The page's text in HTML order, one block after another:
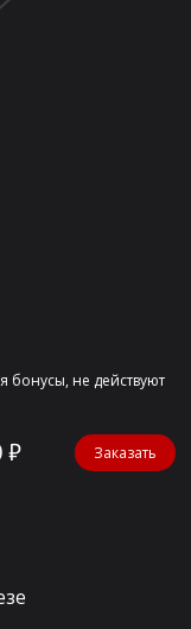
₽ Заказать
бонусы, не действуют